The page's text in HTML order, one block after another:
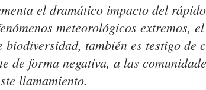
el dramático impacto del
meteorológicos extremos,
biodiversidad, también es testigo de
de forma negativa, a las
llamamiento.